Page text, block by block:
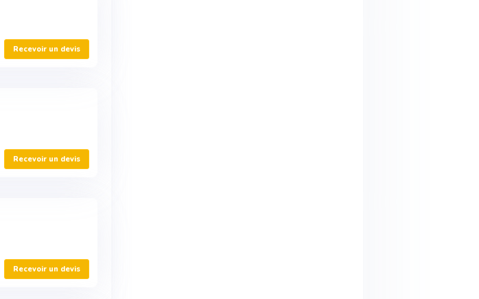
Recevoir un devis
Recevoir un devis
Recevoir un devis